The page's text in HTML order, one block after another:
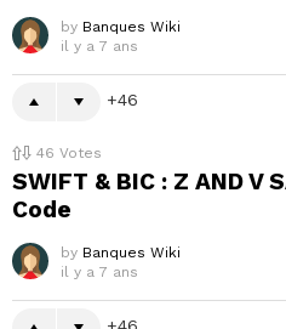
by Banques Wiki
il y a 7 ans
46
46 Votes
SWIFT & BIC : Z AND V
Code
by Banques Wiki
il y a 7 ans
46